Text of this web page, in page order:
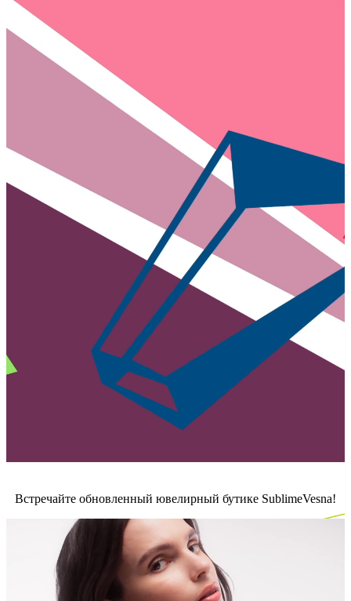
Встречайте обновленный ювелирный бутике SublimeVesna!